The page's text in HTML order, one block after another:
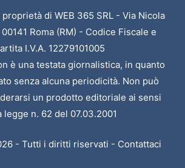
di WEB 365 SRL - Via Nicola
Roma (RM) - Codice Fiscale e
I.V.A. 12279101005
è una testata giornalistica, in quanto
senza alcuna periodicità. Non può
un prodotto editoriale ai sensi
legge n. 62 del 07.03.2001
- Tutti i diritti riservati - Contattaci